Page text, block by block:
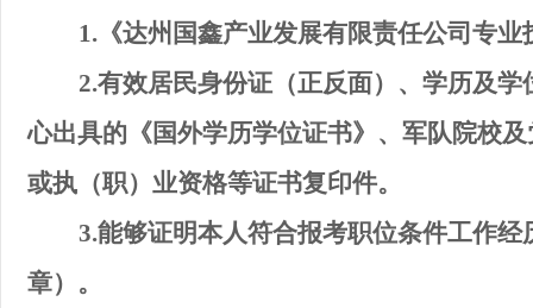
1. 《达州国鑫产业发展有限责任公司 专业
2.有效居民身份证（正反面）、学历及
心出具的《国外学历学位证书》、 军队院校
或执（职）业资格等证书复印件。
3.能够证明本人符合报考职位条件工作
章）。